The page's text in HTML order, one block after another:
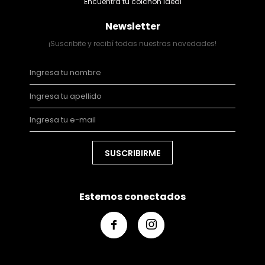
Newsletter
¡Suscribite y recibí todas nuestras novedades!
SUSCRIBIRME
Estemos conectados
 